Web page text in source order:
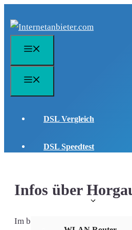
Inhalt
DSL Vergleich
DSL Speedtest
Infos über
Im bayerischen Landkreis